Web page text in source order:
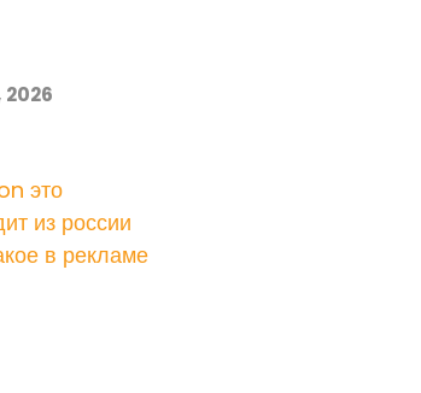
это
из россии
в рекламе